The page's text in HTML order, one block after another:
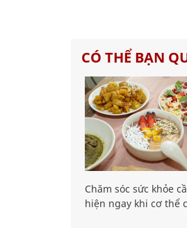
CÓ THỂ BẠN
Chăm sóc sức khỏe
hiện ngay khi cơ thể